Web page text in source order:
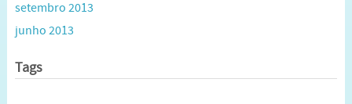
setembro 2013
junho 2013
Tags